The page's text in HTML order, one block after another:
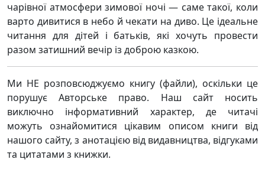
чарівної атмосфери зимової ночі — саме такої, коли
варто дивитися в небо й чекати на диво. Це ідеальне
читання для дітей і батьків, які хочуть провести
разом затишний вечір із доброю казкою.
Ми НЕ розповсюджуємо книгу (файли), оскільки це
порушує Авторське право. Наш сайт носить
виключно інформативний характер, де читачі
можуть ознайомитися цікавим описом книги від
нашого сайту, з анотацією від видавництва, відгуками
та цитатами з книжки.